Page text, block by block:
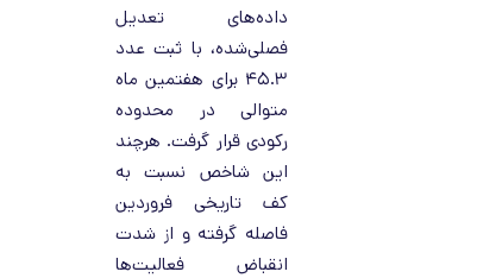
داده‌های تعدیل
فصلی‌شده، با ثبت عدد
۴۵.۳ برای هفتمین ماه
متوالی در محدوده
رکودی قرار گرفت. هرچند
این شاخص نسبت به
کف تاریخی فروردین
فاصله گرفته و از شدت
انقباض فعالیت‌ها